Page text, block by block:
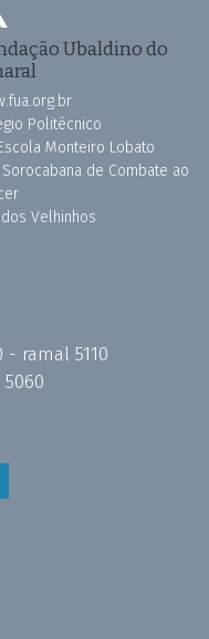
Ubaldino do
Politécnico
Monteiro Lobato
Sorocabana de Combate ao
Velhinhos
- ramal 5110
5060